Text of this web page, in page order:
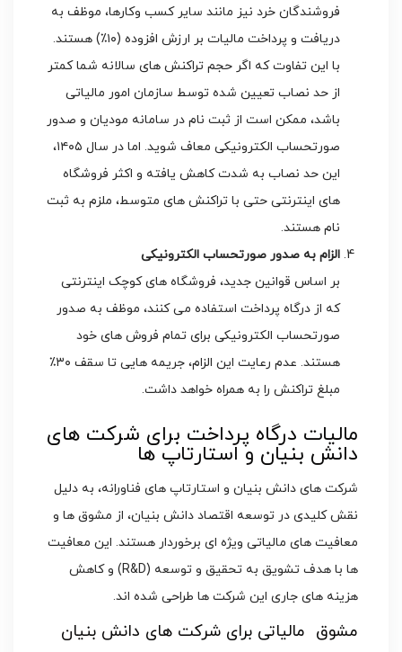
فروشندگان خرد نیز مانند سایر کسب وکارها، موظف به
دریافت و پرداخت مالیات بر ارزش افزوده (۱۰٪) هستند.
با این تفاوت که اگر حجم تراکنش های سالانه شما کمتر
از حد نصاب تعیین شده توسط سازمان امور مالیاتی
باشد، ممکن است از ثبت نام در سامانه مودیان و صدور
صورتحساب الکترونیکی معاف شوید. اما در سال ۱۴۰۵،
این حد نصاب به شدت کاهش یافته و اکثر فروشگاه
های اینترنتی حتی با تراکنش های متوسط، ملزم به ثبت
نام هستند.
الزام به صدور صورتحساب الکترونیکی
بر اساس قوانین جدید، فروشگاه های کوچک اینترنتی
که از درگاه پرداخت استفاده می کنند، موظف به صدور
صورتحساب الکترونیکی برای تمام فروش های خود
هستند. عدم رعایت این الزام، جریمه هایی تا سقف ۳۰٪
مبلغ تراکنش را به همراه خواهد داشت.
مالیات درگاه پرداخت برای شرکت های
دانش بنیان و استارتاپ ها
شرکت های دانش بنیان و استارتاپ های فناورانه، به دلیل
نقش کلیدی در توسعه اقتصاد دانش بنیان، از مشوق ها و
معافیت های مالیاتی ویژه ای برخوردار هستند. این معافیت
ها با هدف تشویق به تحقیق و توسعه (R&D) و کاهش
هزینه های جاری این شرکت ها طراحی شده اند.
مشوق مالیاتی برای شرکت های دانش بنیان